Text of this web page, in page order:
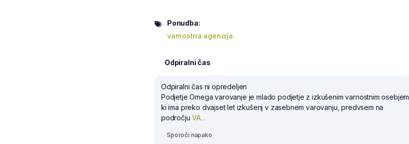
Ponudba:
varnostna agencija
Odpiralni čas
Odpiralni čas ni opredeljen
Podjetje Omega varovanje je mlado podjetje z izkušenim varnostnim osebjem,
ki ima preko dvajset let izkušenj v zasebnem varovanju, predvsem na
področjuVA...
Sporoči napako